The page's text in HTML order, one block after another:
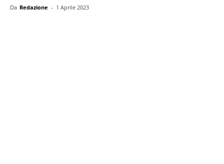
Da Redazione - 1 Aprile 2023